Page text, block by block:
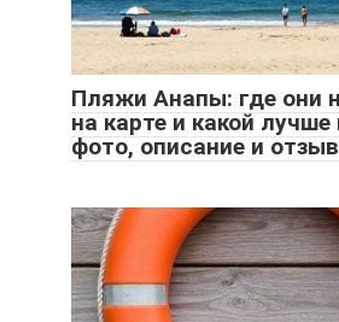
Пляжи Анапы: где они
на карте и какой
фото, описание и